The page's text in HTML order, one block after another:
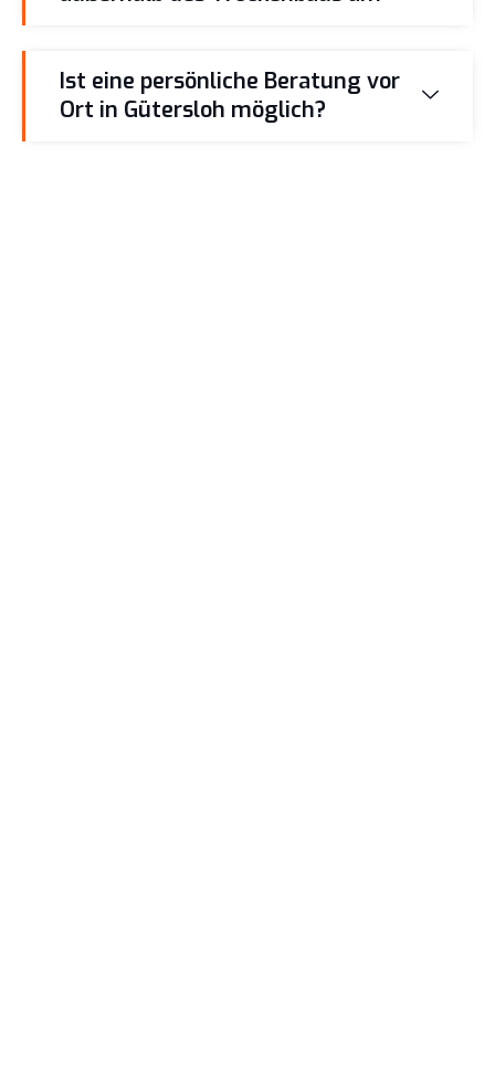
Ist eine persönliche Beratung vor
Ort in Gütersloh möglich?